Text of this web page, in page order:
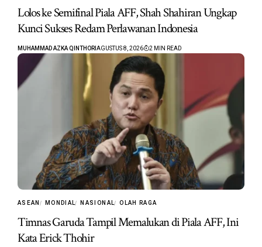
Lolos ke Semifinal Piala AFF, Shah Shahiran Ungkap
Kunci Sukses Redam Perlawanan Indonesia
MUHAMMAD AZKA QINTHORI AGUSTUS 8, 2026 2 MIN READ
ASEAN MONDIAL NASIONAL OLAH RAGA
Timnas Garuda Tampil Memalukan di Piala AFF, Ini
Kata Erick Thohir